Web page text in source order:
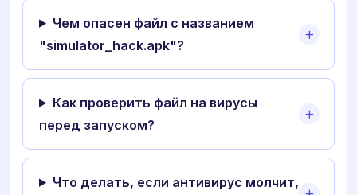
Чем опасен файл с названием
"simulator_hack.apk"?
Как проверить файл на вирусы
перед запуском?
Что делать, если антивирус молчит,